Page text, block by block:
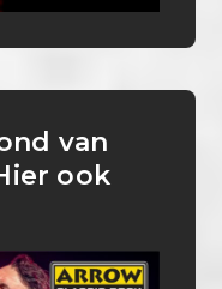
van
ook